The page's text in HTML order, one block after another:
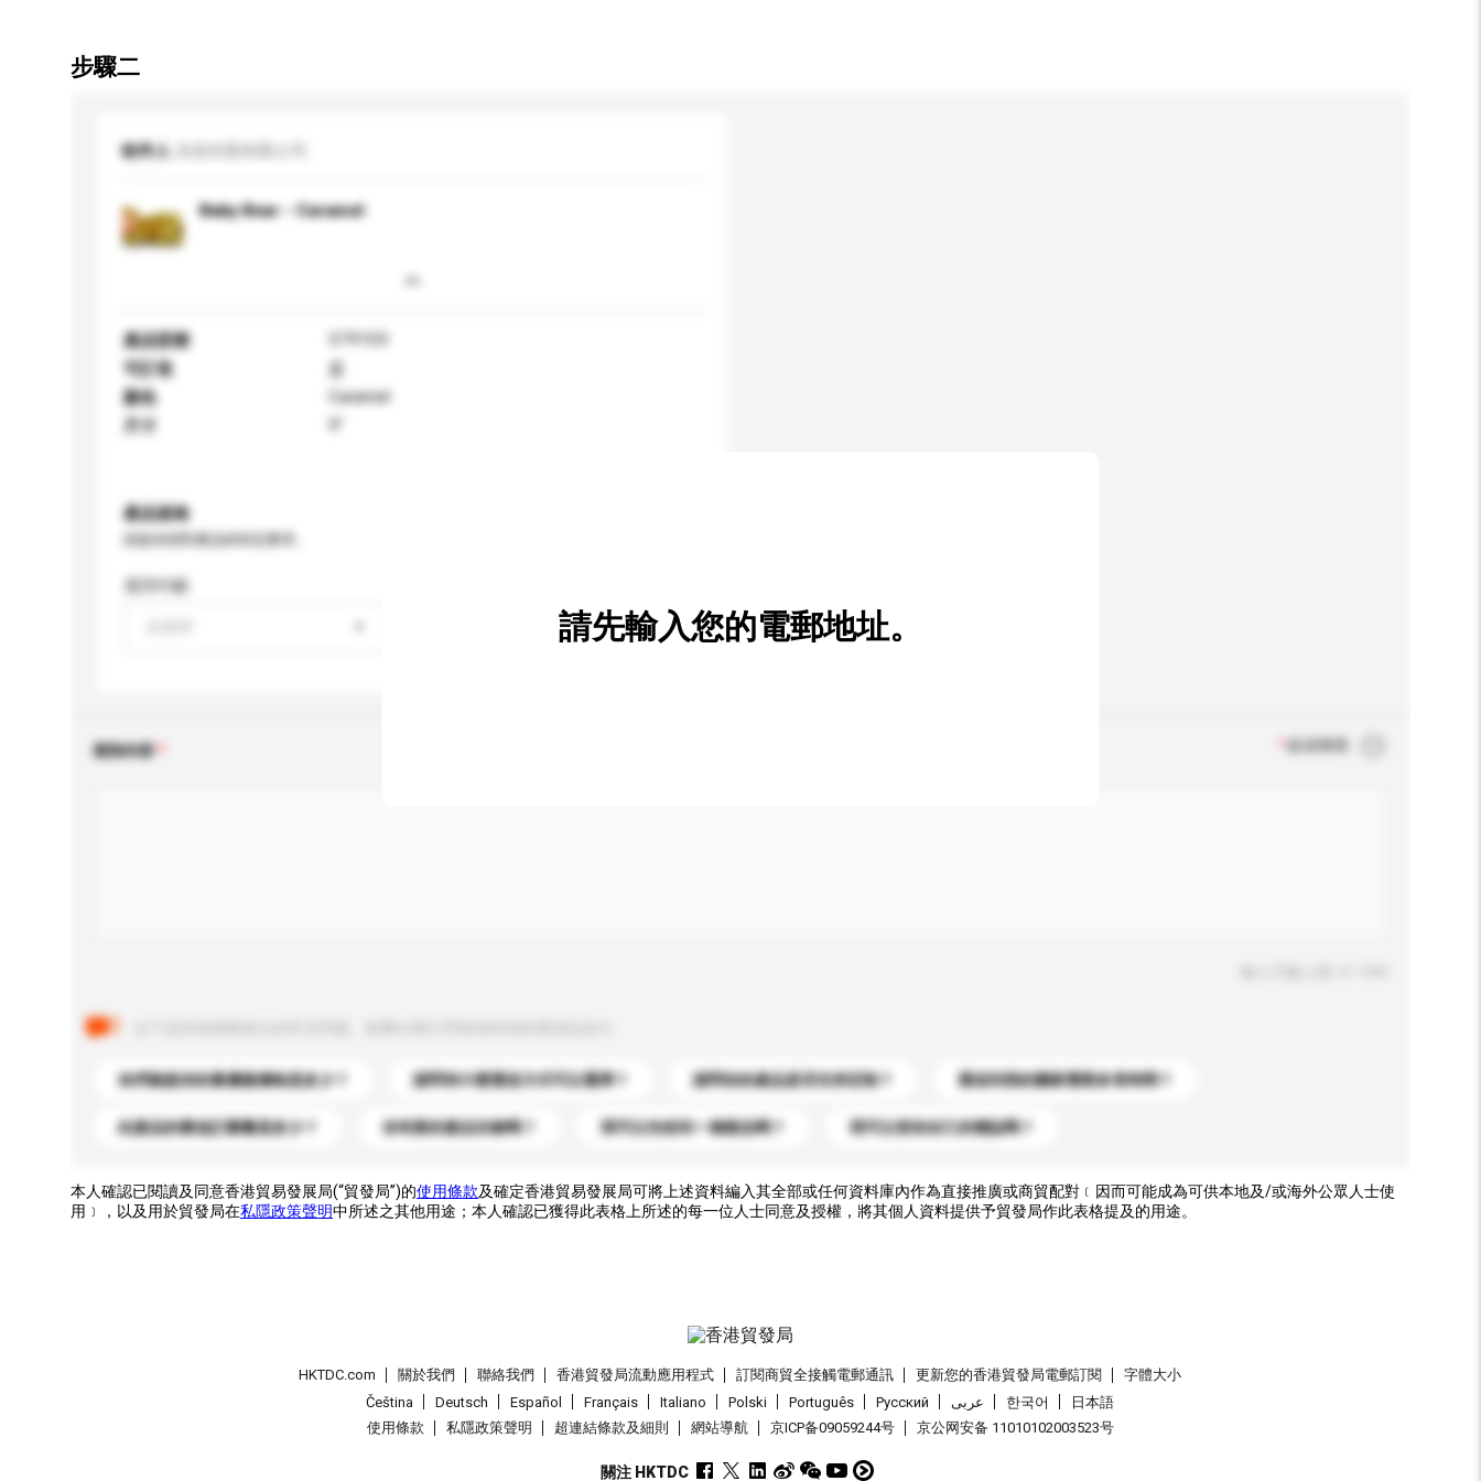
步驟二
收件人
Baby Bear - Caramel
產品型號
可訂造
是
顏色
Caramel
產品規格
適用年齡
新增/刪除選項
查詢內容
你們能提供的最優惠價格是多少？ 請問有什麼運送方式可以選擇？ 請問你的產品是否支持定制？ 運送到我的國家需要多長時間？
此產品的最低訂購量是多少？ 你有新的產品目錄嗎？ 我可以先收到一個樣品嗎？ 我可以添加自己的標誌嗎？
請先輸入您的電郵地址。
本人確認已閱讀及同意香港貿易發展局(“貿發局”)的使用條款及確定香港貿易發展局可將上述資料編入其全部或任何資料庫內作為直接推廣或商貿配對﹝因而可能成為可供本地及/或海外公眾人士使
用﹞，以及用於貿發局在私隱政策聲明中所述之其他用途；本人確認已獲得此表格上所述的每一位人士同意及授權，將其個人資料提供予貿發局作此表格提及的用途。
HKTDC.com 關於我們 聯絡我們 香港貿發局流動應用程式 訂閱商貿全接觸電郵通訊 更新您的香港貿發局電郵訂閱
字體大小
Čeština
Deutsch Español Français Italiano Polski Português Pусский عربى 한국어
日本語
使用條款
私隱政策聲明 超連結條款及細則 網站導航 京ICP备09059244号 京公网安备 11010102003523号
關注 HKTDC